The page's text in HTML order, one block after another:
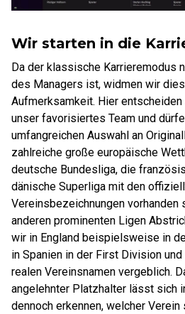
Wir starten in die
Da der klassische Karrieremodus
des Managers ist, widmen wir
Aufmerksamkeit. Hier
unser favorisiertes Team und
umfangreichen Auswahl an
zahlreiche große europäische
deutsche Bundesliga, die
dänische Superliga mit den
Vereinsbezeichnungen vorhanden
anderen prominenten Ligen
wir in England beispielsweise in
in Spanien in der First Division
realen Vereinsnamen vergeblich.
angelehnter Platzhalter lässt sich
dennoch erkennen, welcher